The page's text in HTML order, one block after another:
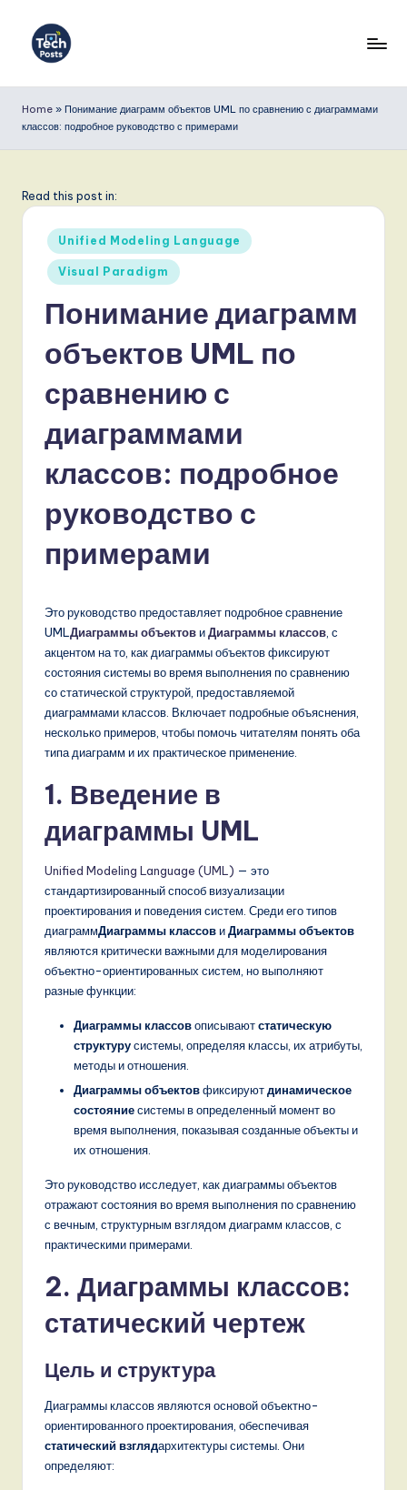
Перейти
e
c
P
R
si
T
d
in
A
D
it
Home » Понимание диаграмм объектов UML по сравнению с диаграммами
классов: подробное руководство с примерами
Read this post in:
Опубликовано
Unified Modeling Language
Visual Paradigm
Понимание диаграмм
объектов UML по
сравнению с
диаграммами
классов: подробное
руководство с
примерами
Это руководство предоставляет подробное сравнение
UMLДиаграммы объектовиДиаграммы классов , с
акцентом на то, как диаграммы объектов фиксируют
состояния системы во время выполнения по сравнению
со статической структурой, предоставляемой
диаграммами классов. Включает подробные объяснения,
несколько примеров, чтобы помочь читателям понять оба
типа диаграмм и их практическое применение.
1. Введение в
диаграммы UML
Unified Modeling Language (UML) — это
стандартизированный способ визуализации
проектирования и поведения систем. Среди его типов
диаграммДиаграммы классовиДиаграммы объектов
являются критически важными для моделирования
объектно-ориентированных систем, но выполняют
разные функции:
Диаграммы классовописываютстатическую
структурусистемы, определяя классы, их атрибуты,
методы и отношения.
Диаграммы объектовфиксируютдинамическое
состояниесистемы в определенный момент во
время выполнения, показывая созданные объекты и
их отношения.
Это руководство исследует, как диаграммы объектов
отражают состояния во время выполнения по сравнению
с вечным, структурным взглядом диаграмм классов, с
практическими примерами.
2. Диаграммы классов:
статический чертеж
Цель и структура
Диаграммы классов являются основой объектно-
ориентированного проектирования, обеспечивая
статический взглядархитектуры системы. Они
определяют: